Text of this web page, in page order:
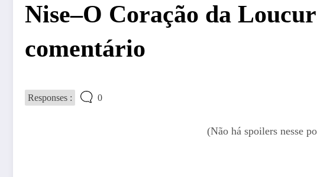
Nise–O Coração da
comentário
Responses : 0
(Não há spoilers nesse